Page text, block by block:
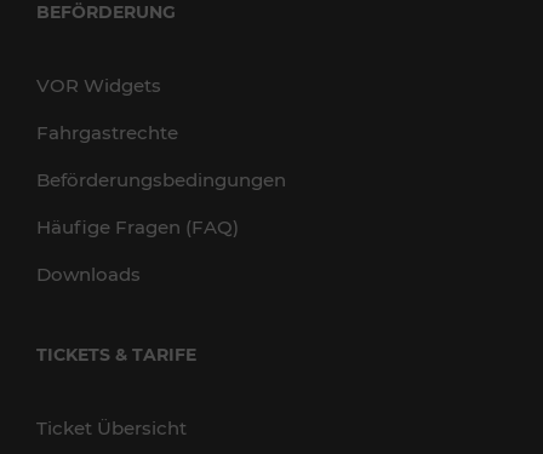
BEFÖRDERUNG
VOR Widgets
Fahrgastrechte
Beförderungsbedingungen
Häufige Fragen (FAQ)
Downloads
TICKETS & TARIFE
Ticket Übersicht